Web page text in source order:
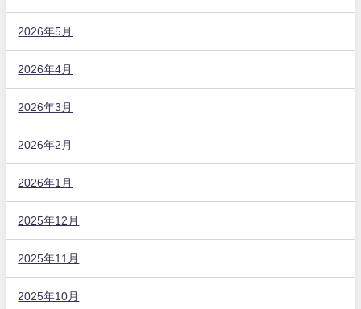
2026年5月
2026年4月
2026年3月
2026年2月
2026年1月
2025年12月
2025年11月
2025年10月